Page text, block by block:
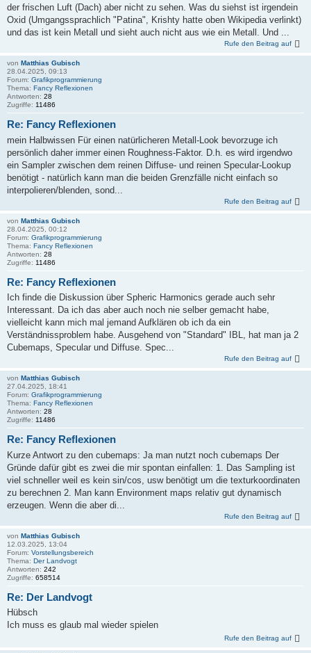
der frischen Luft (Dach) aber nicht zu sehen. Was du siehst ist irgendein
Oxid (Umgangssprachlich "Patina", Krishty hatte oben Wikipedia verlinkt)
und das ist kein Metall und sieht auch nicht aus wie ein Metall. Und ...
Rufe den Beitrag auf
von Matthias Gubisch
28.04.2025, 09:13
Forum: Grafikprogrammierung
Thema: Fancy Reflexionen
Antworten: 28
Zugriffe: 11486
Re: Fancy Reflexionen
mein Halbwissen Für einen natürlicheren Metall-Look bevorzuge ich
persönlich daher immer einen Roughness-Faktor. D.h. es wird irgendwo
ein Sampler zwischen dem reinen Diffuse- und reinen Specular-Lookup
benötigt - natürlich kann man die beiden Grenzfälle nicht einfach so
interpolieren/blenden, sond...
Rufe den Beitrag auf
von Matthias Gubisch
28.04.2025, 00:12
Forum: Grafikprogrammierung
Thema: Fancy Reflexionen
Antworten: 28
Zugriffe: 11486
Re: Fancy Reflexionen
Ich finde die Diskussion über Spheric Harmonics gerade auch sehr
Interessant. Da ich das aber auch noch nie selber gemacht habe,
vielleicht kann mich mal jemand Aufklären ob ich da ein
Verständnissproblem habe. Ausgehend von "Standard" IBL, hat man ja 2
Cubemaps, Specular und Diffuse. Spec...
Rufe den Beitrag auf
von Matthias Gubisch
27.04.2025, 18:41
Forum: Grafikprogrammierung
Thema: Fancy Reflexionen
Antworten: 28
Zugriffe: 11486
Re: Fancy Reflexionen
Kurze Antwort zu den cubemaps: Ja man nutzt noch cubemaps Der
Gründe dafür gibt es zwei die mir spontan einfallen: 1. Das Sampling ist
viel schneller weil es kein sin/cos, usw benötigt um die texturkoordinaten
zu berechnen 2. Man kann Environment maps relativ gut dynamisch
erzeugen. Wenn die aber di...
Rufe den Beitrag auf
von Matthias Gubisch
12.03.2025, 13:04
Forum: Vorstellungsbereich
Thema: Der Landvogt
Antworten: 242
Zugriffe: 658514
Re: Der Landvogt
Hübsch
Ich muss es glaub mal wieder spielen
Rufe den Beitrag auf